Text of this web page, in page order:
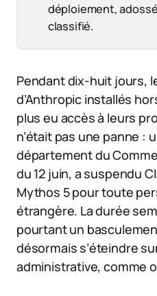
déploiement,
classifié.
Pendant dix-huit jours,
d’Anthropic installés
plus eu accès à leurs
n’était pas une panne :
département du
du 12 juin, a suspendu
Mythos 5 pour toute
étrangère. La durée
pourtant un
désormais s’éteindre
administrative, comme